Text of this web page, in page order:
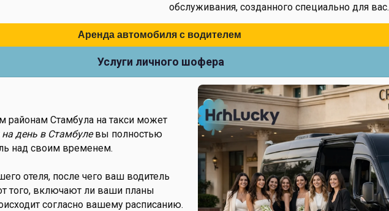
обслуживания, созданного специально для вас.
Аренда автомобиля с водителем
Услуги личного шофера
Стамбула на такси может
день в Стамбулевы полностью
над своим временем.
отеля, после чего ваш водитель
того, включают ли ваши планы
согласно вашему расписанию.